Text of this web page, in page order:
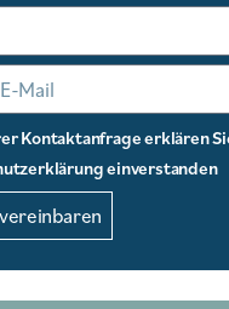
Kontaktanfrage erklären
einverstanden